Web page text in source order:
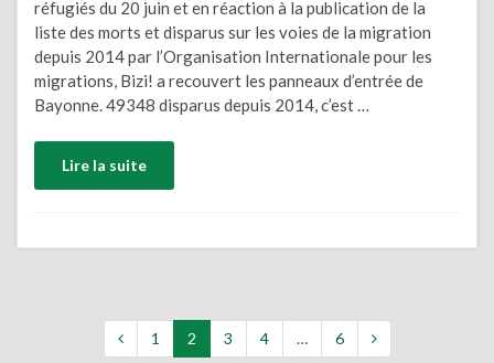
réfugiés du 20 juin et en réaction à la publication de la
liste des morts et disparus sur les voies de la migration
depuis 2014 par l’Organisation Internationale pour les
migrations, Bizi! a recouvert les panneaux d’entrée de
Bayonne. 49348 disparus depuis 2014, c’est …
Lire la suite
1 2 3 4 … 6